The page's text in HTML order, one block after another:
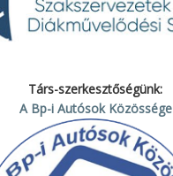
Társ-szerkesztőségünk:
A Bp-i Autósok Közössége